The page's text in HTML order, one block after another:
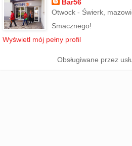
Bar56
Otwock - Świerk,
Smacznego!
Wyświetl mój pełny profil
Obsługiwane przez